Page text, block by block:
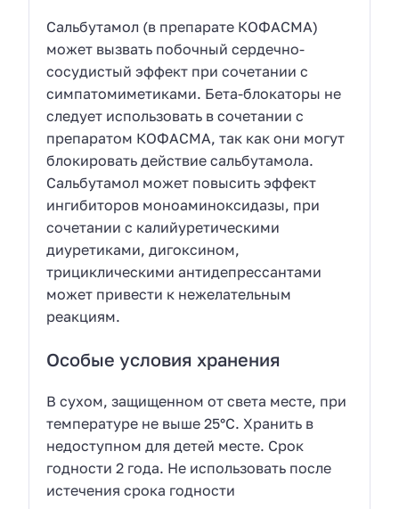
Сальбутамол (в препарате КОФАСМА)
может вызвать побочный сердечно-
сосудистый эффект при сочетании с
симпатомиметиками. Бета-блокаторы не
следует использовать в сочетании с
препаратом КОФАСМА, так как они могут
блокировать действие сальбутамола.
Сальбутамол может повысить эффект
ингибиторов моноаминоксидазы, при
сочетании с калийуретическими
диуретиками, дигоксином,
трициклическими антидепрессантами
может привести к нежелательным
реакциям.
Особые условия хранения
В сухом, защищенном от света месте, при
температуре не выше 25°С. Хранить в
недоступном для детей месте. Срок
годности 2 года. Не использовать после
истечения срока годности